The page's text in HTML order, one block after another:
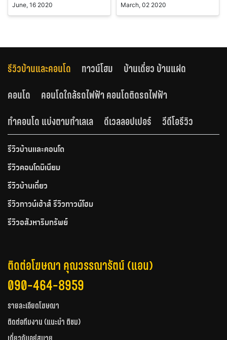
June, 16 2020 March, 02 2020
รีวิวบ้านและคอนโด ทาวน์โฮม
บ้านเดี่ยว บ้านแฝด
คอนโด
คอนโดใกล้รถไฟฟ้า คอนโดติดรถไฟฟ้า
ทำคอนโด แบ่งตามทำเลเล
ดีเวลลอปเปอร์ วีดีโอรีวิว
รีวิวบ้านและคอนโด
รีวิวคอนโดมิเนียม
รีวิวบ้านเดี่ยว
รีวิวทาวน์เฮ้าส์ รีวิวทาวน์โฮม
รีวิวอสังหาริมทรัพย์
ติดต่อโฆษณา คุณวรรณารัตน์ (แอน)
090-464-8959
รายละเอียดโฆษณา
ติดต่อทีมงาน (แนะนำ ติชม)